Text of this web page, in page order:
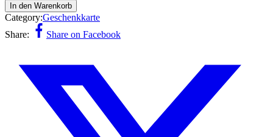
In den Warenkorb
Category:Geschenkkarte
Share:
Share on Facebook